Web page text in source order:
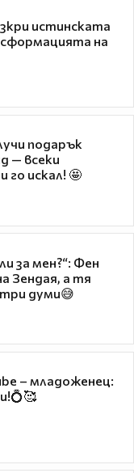
истинската
на
подарък
— всеки
го искал! 🤩
за мен?“: Фен
Зендая, а тя
думи😅
– младоженец: